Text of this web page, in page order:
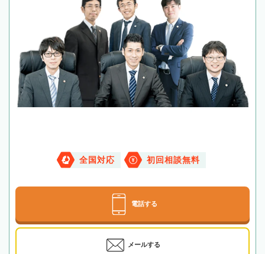
全国対応 初回相談無料
電話する
メールする